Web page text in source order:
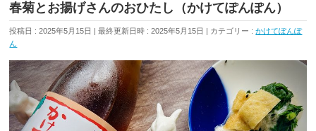
春菊とお揚げさんのおひたし（かけてぽんぽん）
投稿日 : 2025年5月15日 最終更新日時 : 2025年5月15日 カテゴリー :かけてぽんぽ
ん